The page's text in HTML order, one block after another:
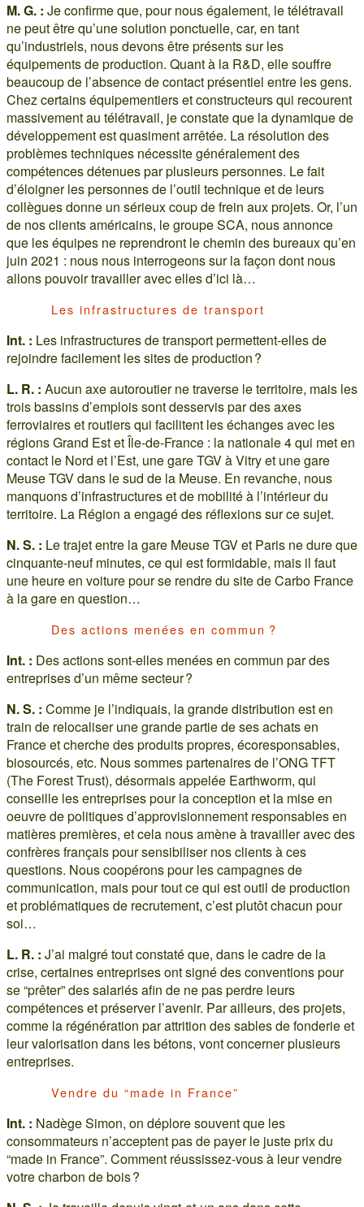
M. G. : Je confirme que, pour nous également, le télétravail
ne peut être qu’une solution ponctuelle, car, en tant
qu’industriels, nous devons être présents sur les
équipements de production. Quant à la R&D, elle souffre
beaucoup de l’absence de contact présentiel entre les gens.
Chez certains équipementiers et constructeurs qui recourent
massivement au télétravail, je constate que la dynamique de
développement est quasiment arrêtée. La résolution des
problèmes techniques nécessite généralement des
compétences détenues par plusieurs personnes. Le fait
d’éloigner les personnes de l’outil technique et de leurs
collègues donne un sérieux coup de frein aux projets. Or, l’un
de nos clients américains, le groupe SCA, nous annonce
que les équipes ne reprendront le chemin des bureaux qu’en
juin 2021 : nous nous interrogeons sur la façon dont nous
allons pouvoir travailler avec elles d’ici là…
Les infrastructures de transport
Int. : Les infrastructures de transport permettent-elles de
rejoindre facilement les sites de production ?
L. R. : Aucun axe autoroutier ne traverse le territoire, mais les
trois bassins d’emplois sont desservis par des axes
ferroviaires et routiers qui facilitent les échanges avec les
régions Grand Est et Île-de-France : la nationale 4 qui met en
contact le Nord et l’Est, une gare TGV à Vitry et une gare
Meuse TGV dans le sud de la Meuse. En revanche, nous
manquons d’infrastructures et de mobilité à l’intérieur du
territoire. La Région a engagé des réflexions sur ce sujet.
N. S. : Le trajet entre la gare Meuse TGV et Paris ne dure que
cinquante-neuf minutes, ce qui est formidable, mais il faut
une heure en voiture pour se rendre du site de Carbo France
à la gare en question…
Des actions menées en commun ?
Int. : Des actions sont-elles menées en commun par des
entreprises d’un même secteur ?
N. S. : Comme je l’indiquais, la grande distribution est en
train de relocaliser une grande partie de ses achats en
France et cherche des produits propres, écoresponsables,
biosourcés, etc. Nous sommes partenaires de l’ONG TFT
(The Forest Trust), désormais appelée Earthworm, qui
conseille les entreprises pour la conception et la mise en
oeuvre de politiques d’approvisionnement responsables en
matières premières, et cela nous amène à travailler avec des
confrères français pour sensibiliser nos clients à ces
questions. Nous coopérons pour les campagnes de
communication, mais pour tout ce qui est outil de production
et problématiques de recrutement, c’est plutôt chacun pour
soi…
L. R. : J’ai malgré tout constaté que, dans le cadre de la
crise, certaines entreprises ont signé des conventions pour
se “prêter” des salariés afin de ne pas perdre leurs
compétences et préserver l’avenir. Par ailleurs, des projets,
comme la régénération par attrition des sables de fonderie et
leur valorisation dans les bétons, vont concerner plusieurs
entreprises.
Vendre du “made in France”
Int. : Nadège Simon, on déplore souvent que les
consommateurs n’acceptent pas de payer le juste prix du
“made in France”. Comment réussissez-vous à leur vendre
votre charbon de bois ?